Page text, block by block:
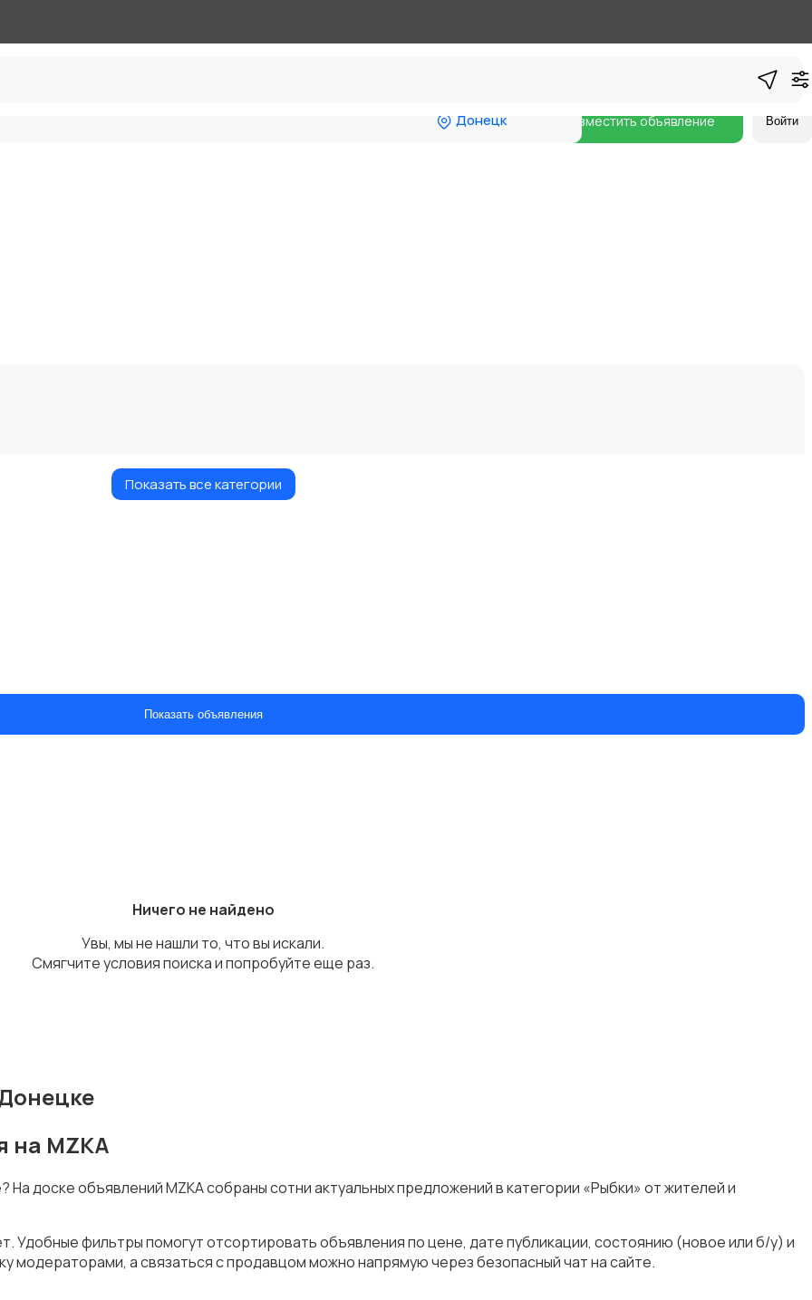
Донецк Разместить объявление Войти
Показать все категории
Показать объявления
Ничего не найдено
Увы, мы не нашли то, что вы искали.
Смягчите условия поиска и попробуйте еще раз.
на MZKA
доске объявлений MZKA собраны сотни актуальных предложений в категории «Рыбки» от жителей и
Удобные фильтры помогут отсортировать объявления по цене, дате публикации, состоянию (новое или б/у) и
модераторами, а связаться с продавцом можно напрямую через безопасный чат на сайте.